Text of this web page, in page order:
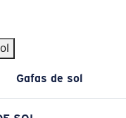
Gafas de sol
Exclusivo